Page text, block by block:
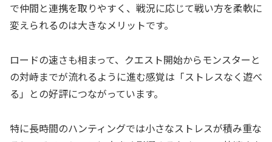
で仲間と連携を取りやすく、戦況に応じて戦い方を柔軟に
変えられるのは大きなメリットです。
ロードの速さも相まって、クエスト開始からモンスターと
の対峙までが流れるように進む感覚は「ストレスなく遊べ
る」との好評につながっています。
特に長時間のハンティングでは小さなストレスが積み重な